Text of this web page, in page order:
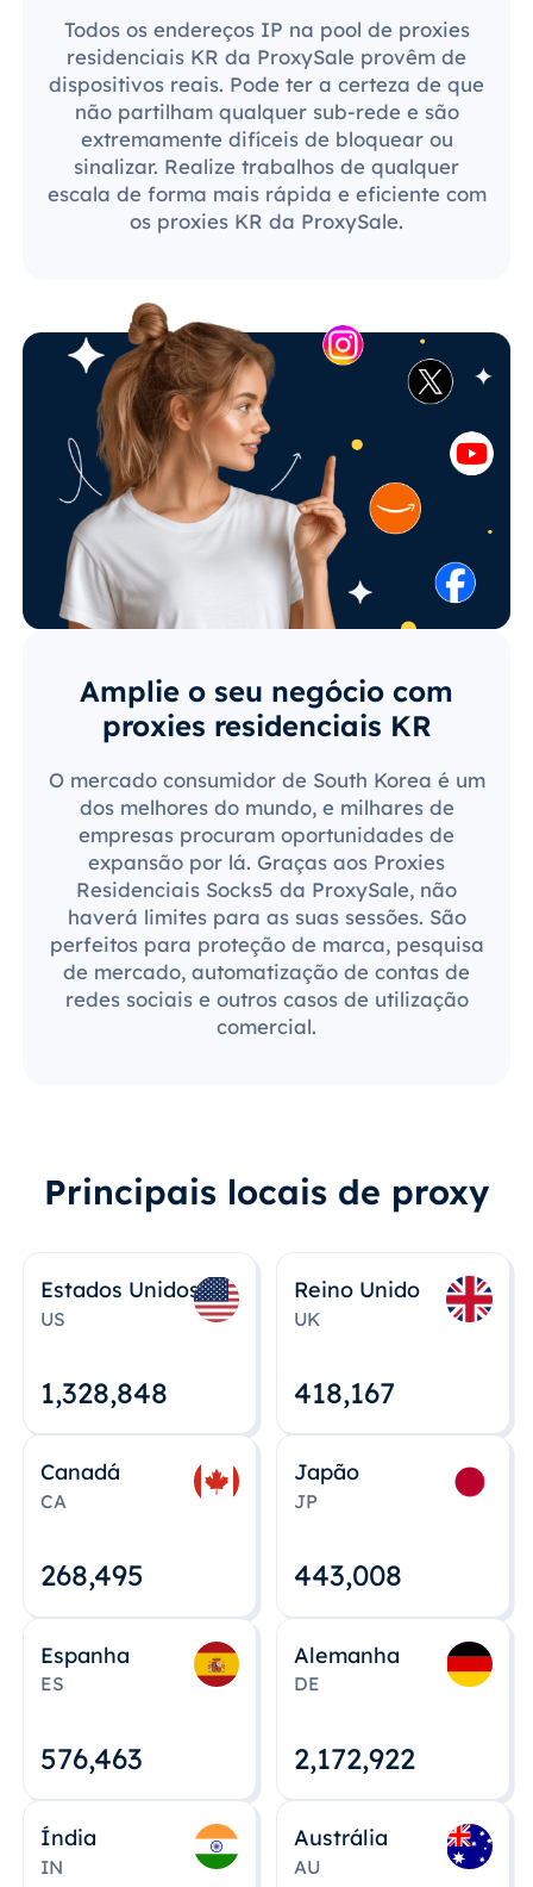
Todos os endereços IP na pool de proxies
residenciais KR da ProxySale provêm de
dispositivos reais. Pode ter a certeza de que
não partilham qualquer sub-rede e são
extremamente difíceis de bloquear ou
sinalizar. Realize trabalhos de qualquer
escala de forma mais rápida e eficiente com
os proxies KR da ProxySale.
Amplie o seu negócio com
proxies residenciais KR
O mercado consumidor de South Korea é um
dos melhores do mundo, e milhares de
empresas procuram oportunidades de
expansão por lá. Graças aos Proxies
Residenciais Socks5 da ProxySale, não
haverá limites para as suas sessões. São
perfeitos para proteção de marca, pesquisa
de mercado, automatização de contas de
redes sociais e outros casos de utilização
comercial.
Principais locais de proxy
Estados Unidos
US
1,328,848
Reino Unido
UK
418,167
Canadá
CA
268,495
Japão
JP
443,008
Espanha
ES
576,463
Alemanha
DE
2,172,922
Índia
IN
Austrália
AU